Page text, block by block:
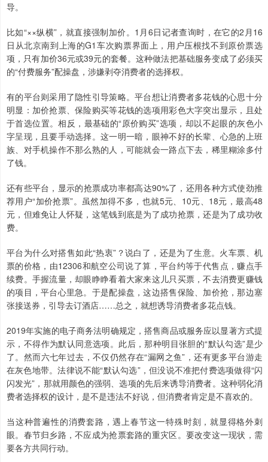
导。
比如“××纵横”，就直接强制加价。1月6日记者查询时，在它的2月16
日从北京南到上海的G1车次购票界面上，用户压根找不到原价票选
项，只有加价36元或39元的套餐。这种做法把基础服务变成了必须买
的“付费服务”配操盘，涉嫌剥夺消费者的选择权。
有的平台则采用了隐性引导策略。平台想让消费者多花钱的心思十分
明显：加价抢票、保险购买等花钱的选项用彩色大字突出显示，且处
于首选位置。相反，最基础的“原价购买”选项，却以不起眼的灰色小
字呈现，且要手动选择。这一明一暗，眼神不好的长辈、心急的上班
族、对手机操作不那么熟的人，可能就会一路点下去，稀里糊涂多付
了钱。
还有些平台，显示的抢票成功率都高达90%了，还用各种方式使劲推
荐用户“加价抢票”。虽然加得不多，也就5元、10元、18元，最高48
元，但难免让人怀疑，这笔钱到底是为了成功抢票，还是为了成功收
费。
平台为什么对搭售如此“热衷”？说白了，还是为了生意。火车票、机
票的价格，由12306和航空公司说了算，平台约等于代售点，赚点手
续费。手握流量，却眼睁睁看着大家来这儿只买票，不去消费更赚钱
的项目，平台心里急。于是配操盘，这边搭售保险、加价抢，那边塞
张接送券，引导去订酒店……总之，就想诱导消费者多花点钱。
2019年实施的电子商务法明确规定，搭售商品或服务应以显著方式提
示，不得作为默认同意选项。此后，那种明目张胆的“默认勾选”是少
了。然而六七年过去，不仅仍然存在“漏网之鱼”，还有更多平台游走
在灰色地带。法律说不能“默认勾选”，但没说不准把付费选项做得“闪
闪发光”，那就用颜色的强弱、选项的先后来诱导消费者。这种弱化消
费者选择权的设计，是不是违法不好说，但消费者肯定是不喜欢的。
当这种普遍性的消费套路，遇上春节这一特殊时刻，就显得格外刺
眼。春节归乡路，不应成为抢票套路的重灾区。要改变这一现状，需
要各方共同行动。